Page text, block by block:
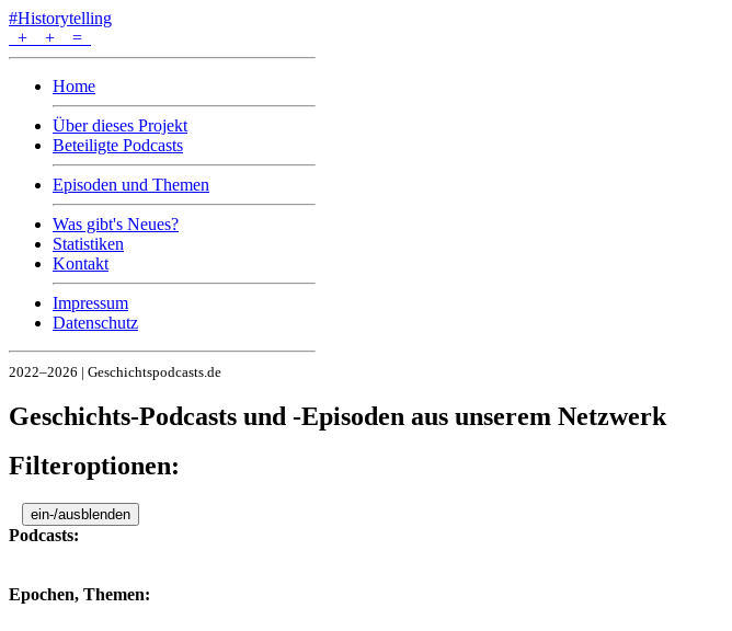
#Historytelling
+
+ =
Home
Über dieses Projekt
Beteiligte Podcasts
Episoden und Themen
Was gibt's Neues?
Statistiken
Kontakt
Impressum
Datenschutz
2022–2026 | Geschichtspodcasts.de
Geschichts-Podcasts und -Episoden aus unserem Netzwerk
Filteroptionen:
ein-/ausblenden
Podcasts:
Epochen, Themen: